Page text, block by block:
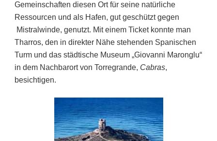
Gemeinschaften diesen Ort für seine natürliche
Ressourcen und als Hafen, gut geschützt gegen
Mistralwinde, genutzt. Mit einem Ticket konnte man
Tharros, den in direkter Nähe stehenden Spanischen
Turm und das städtische Museum „Giovanni Maronglu“
in dem Nachbarort von Torregrande, Cabras,
besichtigen.